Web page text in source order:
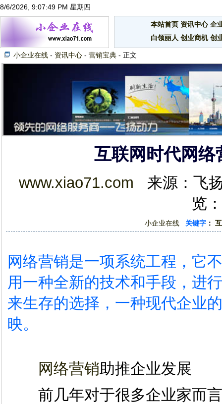
8/6/2026, 9:07:50 PM 星期四
本站首页 资讯中心 企
白领丽人 创业商机 创
小企业在线 - 资讯中心 - 营销宝典 - 正文
互联网时代网络
www.xiao71.com 来源：飞
览
小企业在线 关键字 ：
网络营销是一项系统工程，它
用一种全新的技术和手段，进
来生存的选择，一种现代企业
映。
网络营销助推企业发展
前几年对于很多企业家而